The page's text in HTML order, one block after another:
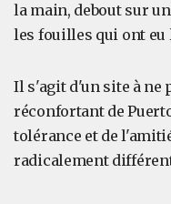
la main, debout sur
les fouilles qui ont eu
Il s'agit d'un site à ne
réconfortant de
tolérance et de
radicalement